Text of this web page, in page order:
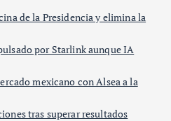
de la Presidencia y elimina la
por Starlink aunque IA
mexicano con Alsea a la
tras superar resultados